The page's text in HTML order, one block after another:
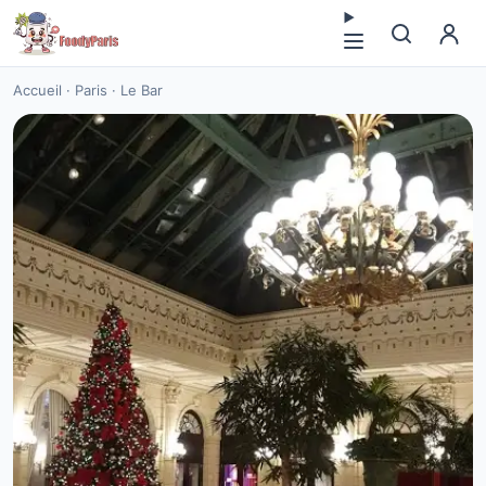
Accueil · Paris · Le Bar